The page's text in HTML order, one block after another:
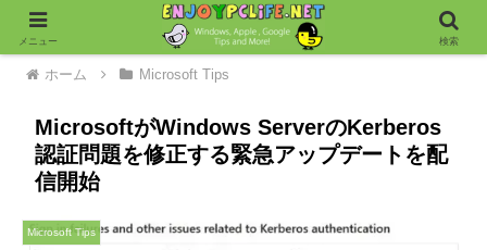
ホーム Microsoft Tips
MicrosoftがWindows ServerのKerberos
認証問題を修正する緊急アップデートを配
信開始
Microsoft Tips
メニュー 検索